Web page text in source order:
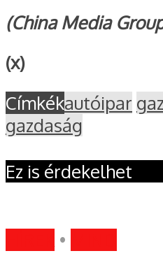
(China Media
(x)
Címkékautóipar
gazdaság
Ez is érdekelhet
•